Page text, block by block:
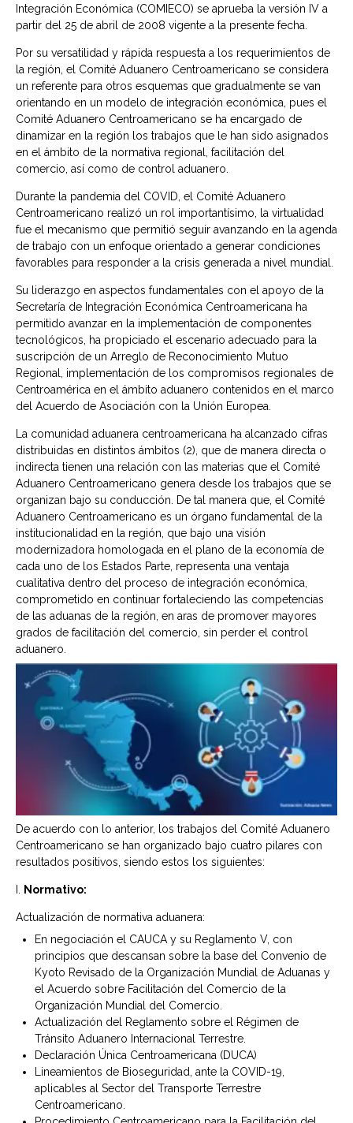
Integración Económica (COMIECO) se aprueba la versión IV a
partir del 25 de abril de 2008 vigente a la presente fecha.
Por su versatilidad y rápida respuesta a los requerimientos de
la región, el Comité Aduanero Centroamericano se considera
un referente para otros esquemas que gradualmente se van
orientando en un modelo de integración económica, pues el
Comité Aduanero Centroamericano se ha encargado de
dinamizar en la región los trabajos que le han sido asignados
en el ámbito de la normativa regional, facilitación del
comercio, así como de control aduanero.
Durante la pandemia del COVID, el Comité Aduanero
Centroamericano realizó un rol importantísimo, la virtualidad
fue el mecanismo que permitió seguir avanzando en la agenda
de trabajo con un enfoque orientado a generar condiciones
favorables para responder a la crisis generada a nivel mundial.
Su liderazgo en aspectos fundamentales con el apoyo de la
Secretaría de Integración Económica Centroamericana ha
permitido avanzar en la implementación de componentes
tecnológicos, ha propiciado el escenario adecuado para la
suscripción de un Arreglo de Reconocimiento Mutuo
Regional, implementación de los compromisos regionales de
Centroamérica en el ámbito aduanero contenidos en el marco
del Acuerdo de Asociación con la Unión Europea.
La comunidad aduanera centroamericana ha alcanzado cifras
distribuidas en distintos ámbitos (2), que de manera directa o
indirecta tienen una relación con las materias que el Comité
Aduanero Centroamericano genera desde los trabajos que se
organizan bajo su conducción. De tal manera que, el Comité
Aduanero Centroamericano es un órgano fundamental de la
institucionalidad en la región, que bajo una visión
modernizadora homologada en el plano de la economía de
cada uno de los Estados Parte, representa una ventaja
cualitativa dentro del proceso de integración económica,
comprometido en continuar fortaleciendo las competencias
de las aduanas de la región, en aras de promover mayores
grados de facilitación del comercio, sin perder el control
aduanero.
De acuerdo con lo anterior, los trabajos del Comité Aduanero
Centroamericano se han organizado bajo cuatro pilares con
resultados positivos, siendo estos los siguientes:
I. Normativo:
Actualización de normativa aduanera:
En negociación el CAUCA y su Reglamento V, con
principios que descansan sobre la base del Convenio de
Kyoto Revisado de la Organización Mundial de Aduanas y
el Acuerdo sobre Facilitación del Comercio de la
Organización Mundial del Comercio.
Actualización del Reglamento sobre el Régimen de
Tránsito Aduanero Internacional Terrestre.
Declaración Única Centroamericana (DUCA)
Lineamientos de Bioseguridad, ante la COVID-19,
aplicables al Sector del Transporte Terrestre
Centroamericano.